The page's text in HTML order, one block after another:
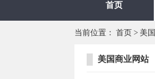
首页
当前位置： 首页 > 美国
美国商业网站